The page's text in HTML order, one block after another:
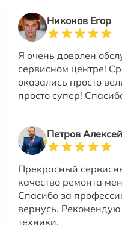
Никонов Егор
Я очень доволен
сервисном центре!
оказались просто
просто супер!
Петров Алексей
Прекрасный
качество ремонта
Спасибо за
вернусь.
техники.